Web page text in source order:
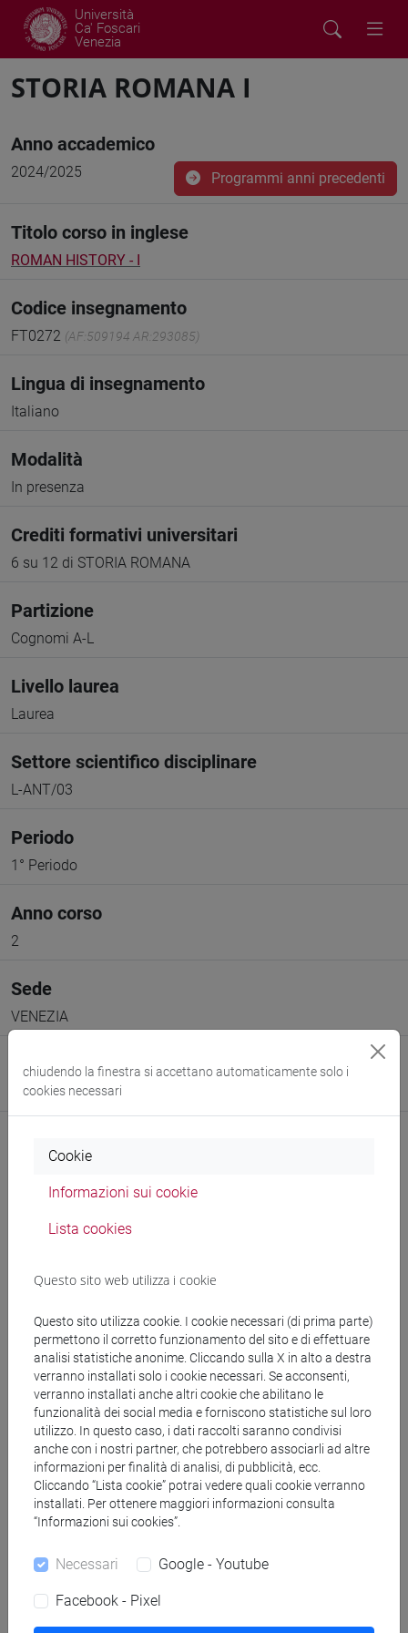
Università
Ca' Foscari
Venezia
STORIA ROMANA I
Anno accademico
2024/2025 Programmi anni precedenti
Titolo corso in inglese
ROMAN HISTORY - I
Codice insegnamento
FT0272 (AF:509194 AR:293085)
Lingua di insegnamento
Italiano
Modalità
In presenza
Crediti formativi universitari
6 su 12 di STORIA ROMANA
Partizione
Cognomi A-L
Livello laurea
Laurea
Settore scientifico disciplinare
L-ANT/03
Periodo
1° Periodo
Anno corso
2
Sede
VENEZIA
Spazio Moodle
Link allo spazio del corso
Genera calendario ICS
Genera calendario XLS
Copia questo URL per importare gli orari nel tuo Google
Calendar:
https://www.unive.it/data/ajax/Didattica/generaics?
cache=-1&afid=509194
Orario settimanale
chiudendo la finestra si accettano automaticamente solo i
cookies necessari
Cookie
Informazioni sui cookie
Lista cookies
Questo sito web utilizza i cookie
Questo sito utilizza cookie. I cookie necessari (di prima parte)
permettono il corretto funzionamento del sito e di effettuare
analisi statistiche anonime. Cliccando sulla X in alto a destra
verranno installati solo i cookie necessari. Se acconsenti,
verranno installati anche altri cookie che abilitano le
funzionalità dei social media e forniscono statistiche sul loro
utilizzo. In questo caso, i dati raccolti saranno condivisi
anche con i nostri partner, che potrebbero associarli ad altre
informazioni per finalità di analisi, di pubblicità, ecc.
Cliccando “Lista cookie” potrai vedere quali cookie verranno
installati. Per ottenere maggiori informazioni consulta
“Informazioni sui cookies”.
Necessari Google - Youtube
Facebook - Pixel